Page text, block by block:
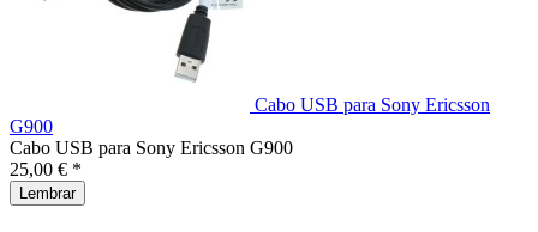
Cabo USB para Sony Ericsson
G900
Cabo USB para Sony Ericsson G900
25,00 € *
Lembrar